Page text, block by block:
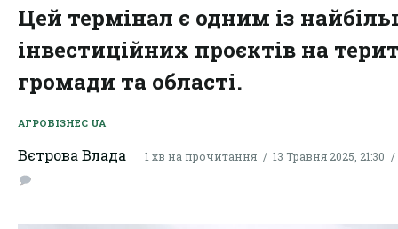
Цей термінал є одним із
інвестиційних проєктів на
громади та області.
АГРОБІЗНЕС UA
Вєтрова Влада 1 хв на прочитання 13 Травня 2025, 21:30